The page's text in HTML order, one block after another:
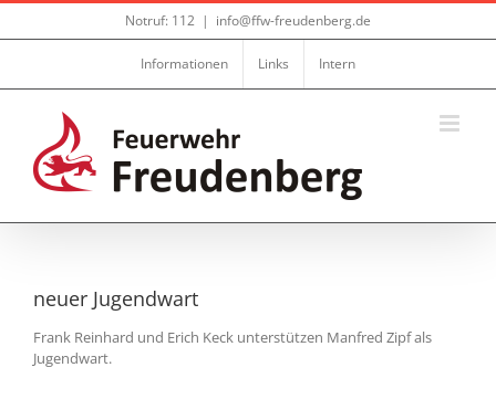
Zum
Notruf: 112 | info@ffw-freudenberg.de
Informationen Links Intern
neuer Jugendwart
Frank Reinhard und Erich Keck unterstützen Manfred Zipf als
Jugendwart.